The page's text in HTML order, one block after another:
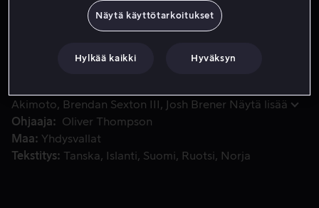
ihmiskaupparinkiin, Beckett yhdistää voimansa Zeron ja
Lady Deathin kanssa paljastaakseen korruptoituneen
Akimoto
Brendan Sexton III Josh Brener Näytä lisää
Ohjaaja
Oliver Thompson
Maa
Yhdysvallat
Tekstitys
Tanska Islanti Suomi Ruotsi Norja
Näytä käyttötarkoitukset
Hylkää kaikki Hyväksyn